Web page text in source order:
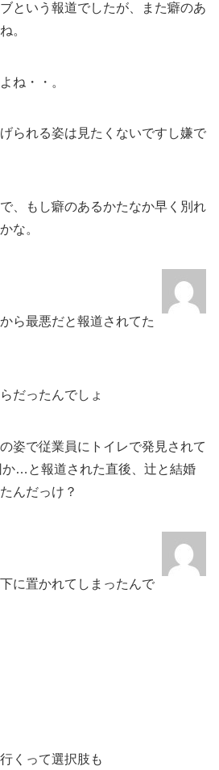
という報道でしたが、また癖のあ
。
ね・・。
られる姿は見たくないですし嫌で
、もし癖のあるかたなか早く別れ
な。
ら最悪だと報道されてた
だったんでしょ
姿で従業員にトイレで発見されて
か…と報道された直後、辻と結婚
んだっけ？
に置かれてしまったんで
くって選択肢も